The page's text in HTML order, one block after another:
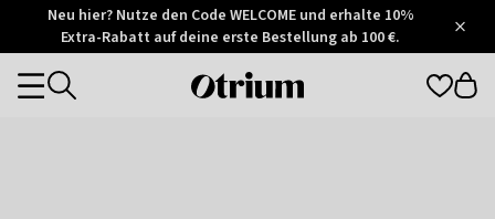
Otrium
Trustpilot
Neu hier? Nutze den Code WELCOME und erhalte 10%
Extra-Rabatt auf deine erste Bestellung ab 100 €.
Otrium
Categories